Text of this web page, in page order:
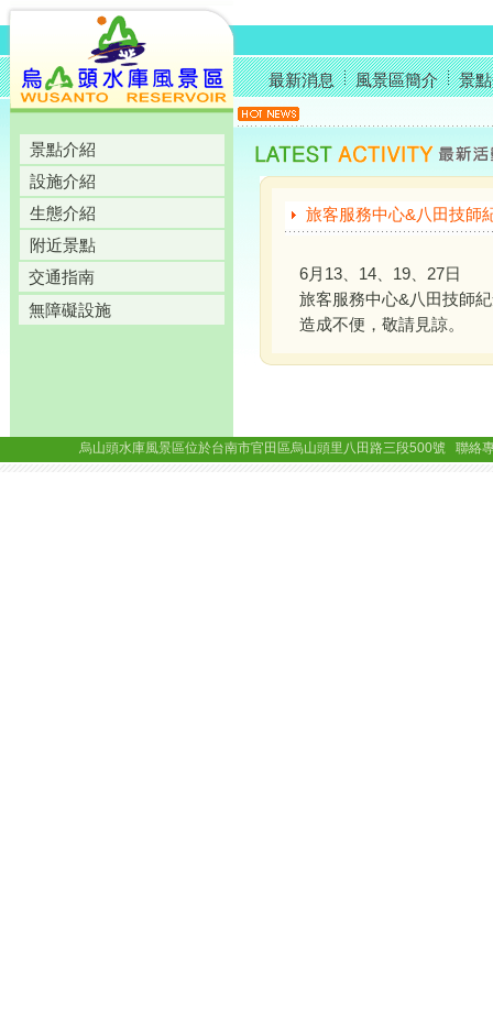
景點介紹
設施介紹
生態介紹
附近景點
交通指南
無障礙設施
最新消息 風景區簡介 景
旅客服務中心&八田技師
6月13、14、19、27日
旅客服務中心&八田技師
造成不便，敬請見諒。
烏山頭水庫風景區位於台南市官田區烏山頭里八田路三段500號 聯